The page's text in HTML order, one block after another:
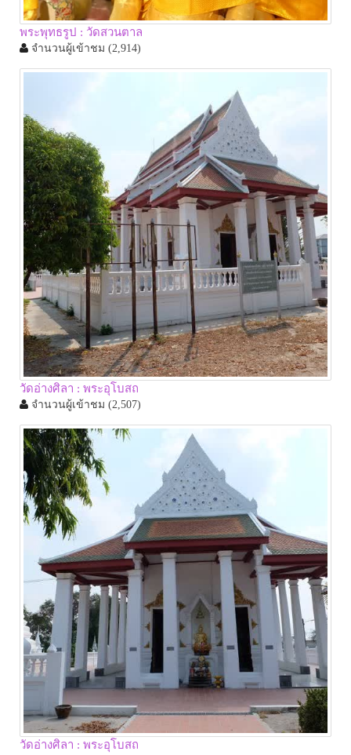
พระพุทธรูป : วัดสวนตาล
จำนวนผู้เข้าชม (2,914)
วัดอ่างศิลา : พระอุโบสถ
จำนวนผู้เข้าชม (2,507)
วัดอ่างศิลา : พระอุโบสถ